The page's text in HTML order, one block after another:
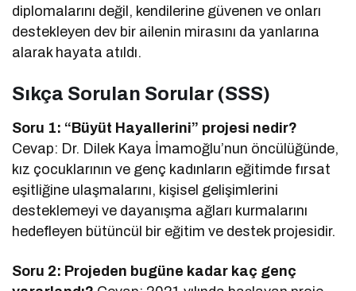
diplomalarını değil, kendilerine güvenen ve onları
destekleyen dev bir ailenin mirasını da yanlarına
alarak hayata atıldı.
Sıkça Sorulan Sorular (SSS)
Soru 1: “Büyüt Hayallerini” projesi nedir?
Cevap: Dr. Dilek Kaya İmamoğlu’nun öncülüğünde,
kız çocuklarının ve genç kadınların eğitimde fırsat
eşitliğine ulaşmalarını, kişisel gelişimlerini
desteklemeyi ve dayanışma ağları kurmalarını
hedefleyen bütüncül bir eğitim ve destek projesidir.
Soru 2: Projeden bugüne kadar kaç genç